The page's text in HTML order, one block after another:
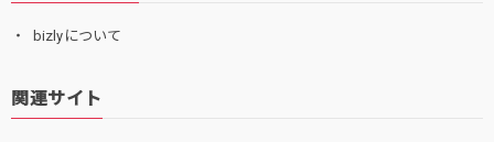
bizlyについて
関連サイト